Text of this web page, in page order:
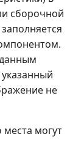
сборочной
не
места могут